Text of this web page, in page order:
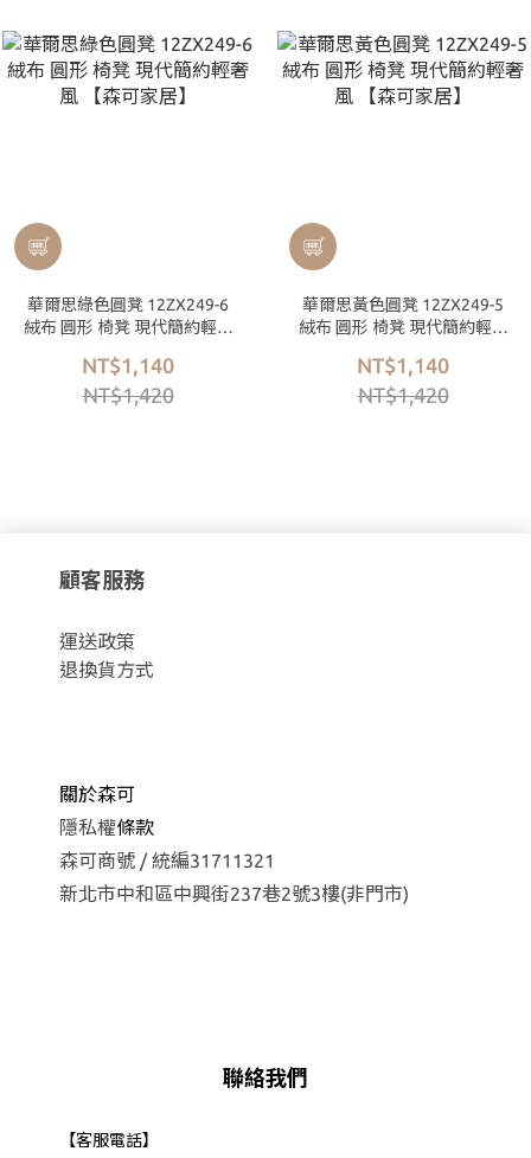
華爾思綠色圓凳 12ZX249-6
絨布 圓形 椅凳 現代簡約輕奢
NT$1,140
NT$1,420
華爾思黃色圓凳 12ZX249-5
絨布 圓形 椅凳 現代簡約輕奢
NT$1,140
NT$1,420
顧客服務
運送政策
退換貨方式
關於森可
隱私權條款
森可商號 / 統編31711321
新北市中和區中興街237巷2號3樓(非門市)
聯絡我們
【客服電話】